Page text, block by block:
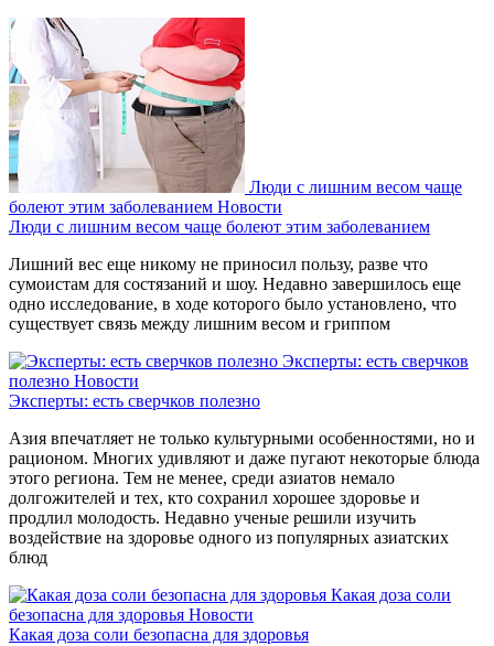
Люди с лишним весом чаще
болеют этим заболеванием Новости
Люди с лишним весом чаще болеют этим заболеванием
Лишний вес еще никому не приносил пользу, разве что
сумоистам для состязаний и шоу. Недавно завершилось еще
одно исследование, в ходе которого было установлено, что
существует связь между лишним весом и гриппом
Эксперты: есть сверчков
полезно Новости
Эксперты: есть сверчков полезно
Азия впечатляет не только культурными особенностями, но и
рационом. Многих удивляют и даже пугают некоторые блюда
этого региона. Тем не менее, среди азиатов немало
долгожителей и тех, кто сохранил хорошее здоровье и
продлил молодость. Недавно ученые решили изучить
воздействие на здоровье одного из популярных азиатских
блюд
Какая доза соли
безопасна для здоровья Новости
Какая доза соли безопасна для здоровья